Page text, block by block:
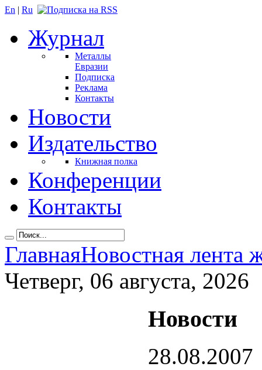
En | Ru
Журнал
Металлы
Евразии
Подписка
Реклама
Контакты
Новости
Издательство
Книжная полка
Конференции
Контакты
ГлавнаяНовостная лента
Четверг, 06 августа, 2026
Новости
28.08.2007